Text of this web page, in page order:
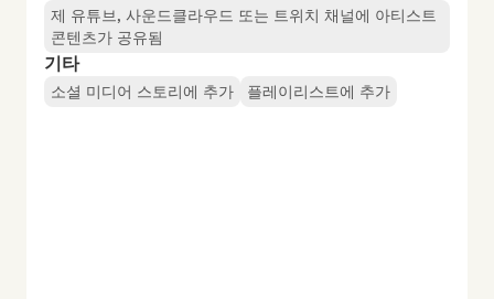
제 유튜브, 사운드클라우드 또는 트위치 채널에 아티스트
콘텐츠가 공유됨
기타
소셜 미디어 스토리에 추가 플레이리스트에 추가